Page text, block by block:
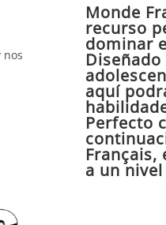
nos
Monde
recurso
dominar
Diseñado
aquí
Perfecto
Français,
a un